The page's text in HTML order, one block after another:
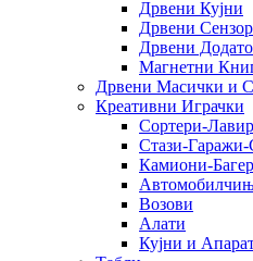
Дрвени Кујни
Дрвени
Дрвени
Магнетни
Дрвени Масички и
Креативни Играчки
Сортери-
Стази-
Камиони-
Возови
Алати
Кујни и